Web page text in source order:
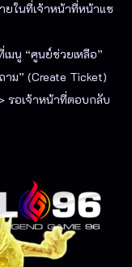
ยในที่เจ้าหน้าที่หน้าแช
มนู “ศูนย์ช่วยเหลือ”
ม” (Create Ticket)
รอเจ้าหน้าที่ตอบกลับ